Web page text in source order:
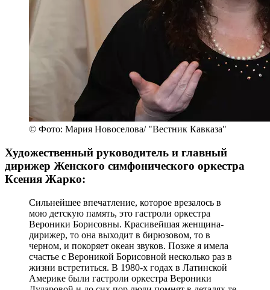
© Фото: Мария Новоселова/ "Вестник Кавказа"
Художественный руководитель и главный
дирижер Женского симфонического оркестра
Ксения Жарко:
Сильнейшее впечатление, которое врезалось в
мою детскую память, это гастроли оркестра
Вероники Борисовны. Красивейшая женщина-
дирижер, то она выходит в бирюзовом, то в
черном, и покоряет океан звуков. Позже я имела
счастье с Вероникой Борисовной несколько раз в
жизни встретиться. В 1980-х годах в Латинской
Америке были гастроли оркестра Вероники